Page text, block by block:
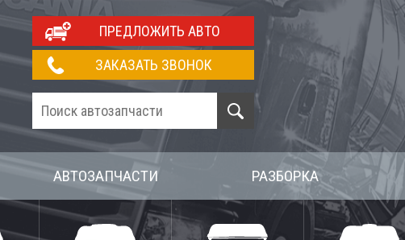
ПРЕДЛОЖИТЬ АВТО
ЗАКАЗАТЬ ЗВОНОК
АВТОЗАПЧАСТИ РАЗБОРКА